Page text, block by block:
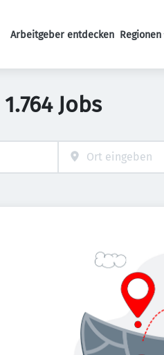
Haupt-Navigation
Arbeitgeber entdecken Regionen
1.764 Jobs